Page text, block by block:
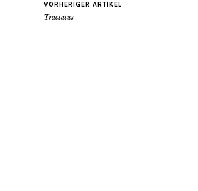
VORHERIGER ARTIKEL
Tractatus